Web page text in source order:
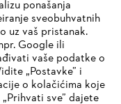
ponašanja
sveobuhvatnih
uz vaš pristanak.
Google ili
vaše podatke o
„Postavke” i
o kolačićima koje
sve” dajete